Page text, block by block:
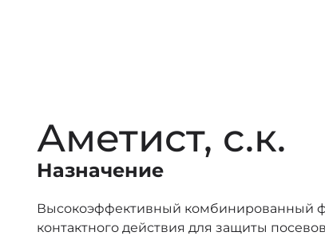
Аметист, с.к.
Назначение
Высокоэффективный комбинированный
контактного действия для защиты